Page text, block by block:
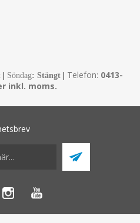
Söndag: Stängt Telefon: 0413-
inkl. moms.